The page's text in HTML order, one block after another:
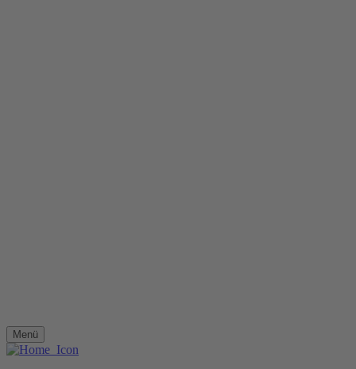
Menü